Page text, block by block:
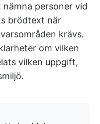
personer vid
brödtext när
krävs.
om vilken
vilken uppgift,